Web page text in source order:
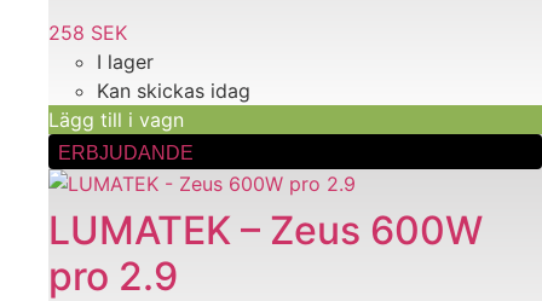
258 SEK
I lager
Kan skickas idag
Lägg till i vagn
ERBJUDANDE
LUMATEK – Zeus 600W
pro 2.9